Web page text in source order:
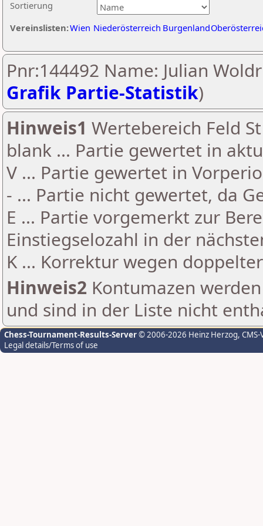
Sortierung
Vereinslisten:Wien Niederösterreich Burgenland
Pnr:144492 Name: Julian
Grafik Partie-Statistik)
Hinweis1 Wertebereich Feld
blank ... Partie gewertet in
V ... Partie gewertet in
- ... Partie nicht gewertet, da
E ... Partie vorgemerkt zur
Einstiegselozahl in der
K ... Korrektur wegen
Hinweis2 Kontumazen
und sind in der Liste nicht
Chess-Tournament-Results-Server© 2006-2026 Heinz Herzog,
Legal details/Terms of use